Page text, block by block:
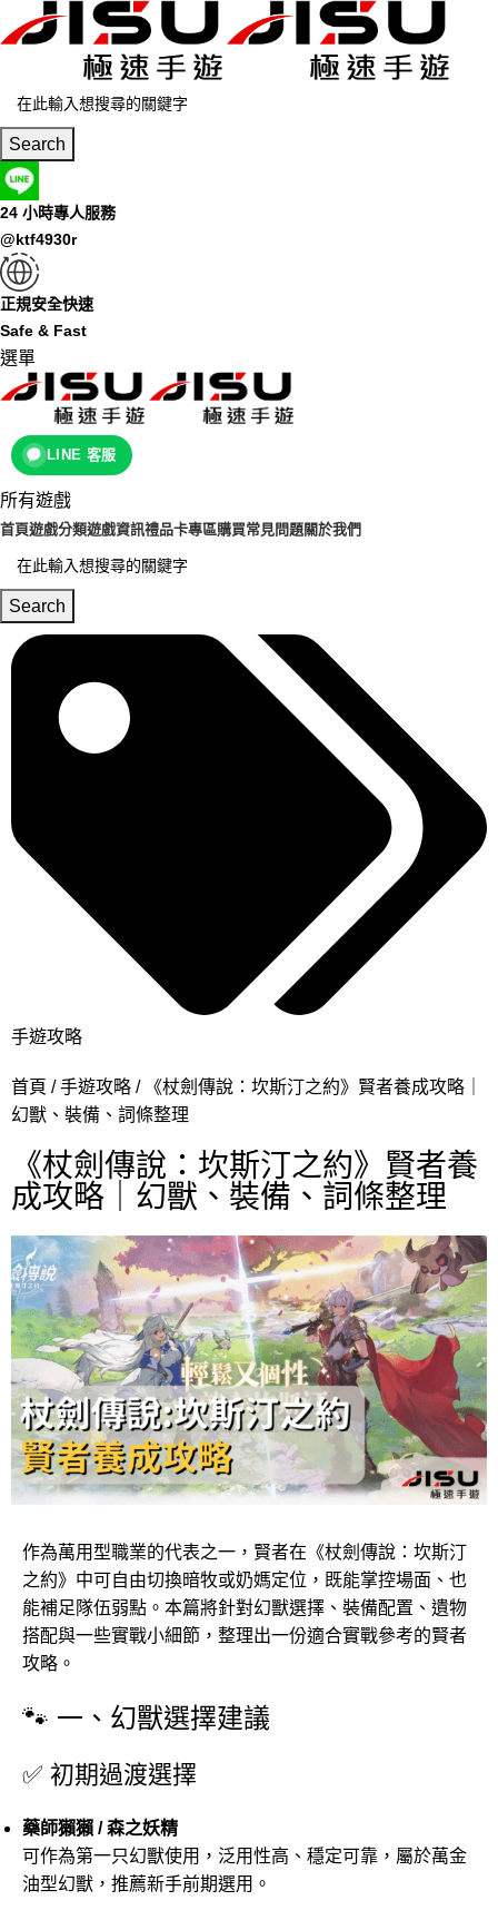
Search
24 小時專人服務
@ktf4930r
正規安全快速
Safe & Fast
選單
LINE 客服
所有遊戲
首頁遊戲分類遊戲資訊禮品卡專區購買常見問題關於我們
Search
手遊攻略
首頁 手遊攻略
《杖劍傳說：坎斯汀之約》賢者養成攻略｜
幻獸、裝備、詞條整理
《杖劍傳說：坎斯汀之約》賢者養
成攻略｜幻獸、裝備、詞條整理
作為萬用型職業的代表之一，賢者在《杖劍傳說：坎斯汀
之約》中可自由切換暗牧或奶媽定位，既能掌控場面、也
能補足隊伍弱點。本篇將針對幻獸選擇、裝備配置、遺物
搭配與一些實戰小細節，整理出一份適合實戰參考的賢者
攻略。
🐾 一、幻獸選擇建議
✅ 初期過渡選擇
藥師獺獺 / 森之妖精
可作為第一只幻獸使用，泛用性高、穩定可靠，屬於萬金
油型幻獸，推薦新手前期選用。